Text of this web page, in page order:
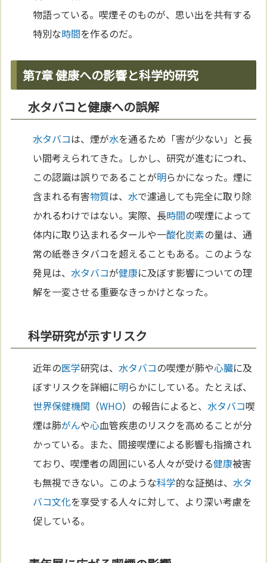
物語っている。喫煙そのものが、思い出を共有する
特別な時間を作るのだ。
第7章 健康への影響と科学的研究
水タバコと健康への誤解
水タバコは、煙が水を通るため「害が少ない」と長
い間考えられてきた。しかし、研究が進むにつれ、
この認識は誤りであることが明らかになった。煙に
含まれる有害物質は、水で濾過しても完全に取り除
かれるわけではない。実際、長時間の喫煙によって
体内に取り込まれるタールや一酸化炭素の量は、通
常の紙巻きタバコを超えることもある。このような
発見は、水タバコが健康に及ぼす影響についての理
解を一変させる重要なきっかけとなった。
科学研究が示すリスク
近年の医学研究は、水タバコの喫煙が肺や心臓に及
ぼすリスクを詳細に明らかにしている。たとえば、
世界保健機関 （WHO）の報告によると、水タバコ喫
煙は肺がんや心血管疾患のリスクを高めることが分
かっている。また、間接喫煙による影響も指摘され
ており、喫煙者の周囲にいる人々が受ける健康被害
も無視できない。このような科学的な証拠は、水タ
バコ文化を享受する人々に対して、より深い考慮を
促している。